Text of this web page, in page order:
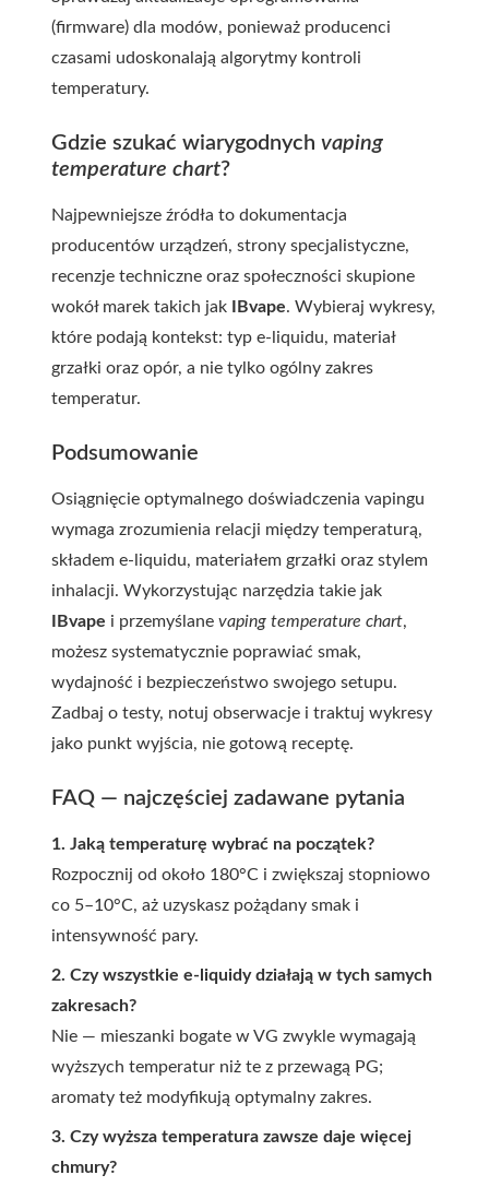
(firmware) dla modów, ponieważ producenci
czasami udoskonalają algorytmy kontroli
temperatury.
Gdzie szukać wiarygodnych vaping
temperature chart?
Najpewniejsze źródła to dokumentacja
producentów urządzeń, strony specjalistyczne,
recenzje techniczne oraz społeczności skupione
wokół marek takich jak
IBvape. Wybieraj wykresy,
które podają kontekst: typ e-liquidu, materiał
grzałki oraz opór, a nie tylko ogólny zakres
temperatur.
Podsumowanie
Osiągnięcie optymalnego doświadczenia vapingu
wymaga zrozumienia relacji między temperaturą,
składem e-liquidu, materiałem grzałki oraz stylem
inhalacji. Wykorzystując narzędzia takie jak
IBvape i przemyślane vaping temperature chart,
możesz systematycznie poprawiać smak,
wydajność i bezpieczeństwo swojego setupu.
Zadbaj o testy, notuj obserwacje i traktuj wykresy
jako punkt wyjścia, nie gotową receptę.
FAQ — najczęściej zadawane pytania
1. Jaką temperaturę wybrać na początek?
Rozpocznij od około 180°C i zwiększaj stopniowo
co 5–10°C, aż uzyskasz pożądany smak i
intensywność pary.
2. Czy wszystkie e-liquidy działają w tych samych
zakresach?
Nie — mieszanki bogate w VG zwykle wymagają
wyższych temperatur niż te z przewagą PG;
aromaty też modyfikują optymalny zakres.
3. Czy wyższa temperatura zawsze daje więcej
chmury?